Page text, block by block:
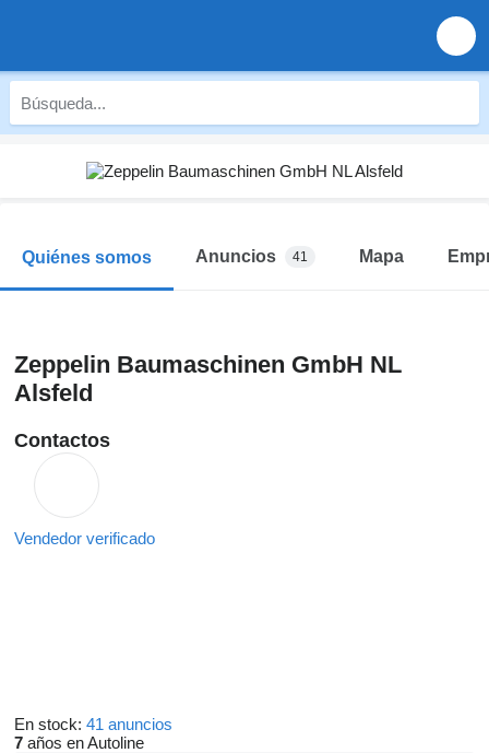
Quiénes somos Anuncios 41 Mapa
Zeppelin Baumaschinen GmbH NL
Alsfeld
Contactos
Vendedor verificado
En stock: 41 anuncios
7 años en Autoline